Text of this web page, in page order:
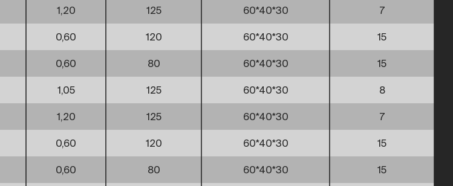
1,20 125 60*40*30 7
0,60 120 60*40*30 15
0,60 80 60*40*30 15
1,05 125 60*40*30 8
1,20 125 60*40*30 7
0,60 120 60*40*30 15
0,60 80 60*40*30 15